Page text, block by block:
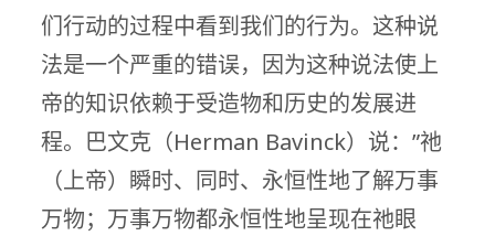
们行动的过程中看到我们的行为。这种说
法是一个严重的错误，因为这种说法使上
帝的知识依赖于受造物和历史的发展进
程。巴文克（Herman Bavinck）说：”祂
（上帝）瞬时、同时、永恒性地了解万事
万物；万事万物都永恒性地呈现在祂眼